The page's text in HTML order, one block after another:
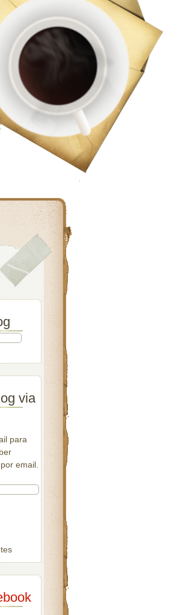
via
para
email.